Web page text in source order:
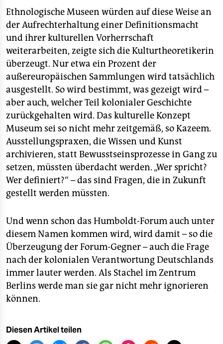
Ethnologische Museen würden auf diese Weise an
der Aufrechterhaltung einer Definitionsmacht
und ihrer kulturellen Vorherrschaft
weiterarbeiten, zeigte sich die Kulturtheoretikerin
überzeugt. Nur etwa ein Prozent der
außereuropäischen Sammlungen wird tatsächlich
ausgestellt. So wird bestimmt, was gezeigt wird –
aber auch, welcher Teil kolonialer Geschichte
zurückgehalten wird. Das kulturelle Konzept
Museum sei so nicht mehr zeitgemäß, so Kazeem.
Ausstellungspraxen, die Wissen und Kunst
archivieren, statt Bewusstseinsprozesse in Gang zu
setzen, müssten überdacht werden. „Wer spricht?
Wer definiert?“ – das sind Fragen, die in Zukunft
gestellt werden müssten.
Und wenn schon das Humboldt-Forum auch unter
diesem Namen kommen wird, wird damit – so die
Überzeugung der Forum-Gegner – auch die Frage
nach der kolonialen Verantwortung Deutschlands
immer lauter werden. Als Stachel im Zentrum
Berlins werde man sie gar nicht mehr ignorieren
können.
Diesen Artikel teilen